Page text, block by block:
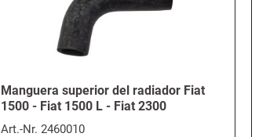
Manguera superior del radiador Fiat
1500 - Fiat 1500 L - Fiat 2300
Art.-Nr.2460010